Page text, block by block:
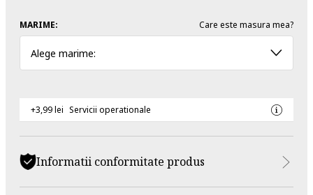
MARIME: Care este masura mea?
Alege marime:
+3,99 lei Servicii operationale
Informatii conformitate produs